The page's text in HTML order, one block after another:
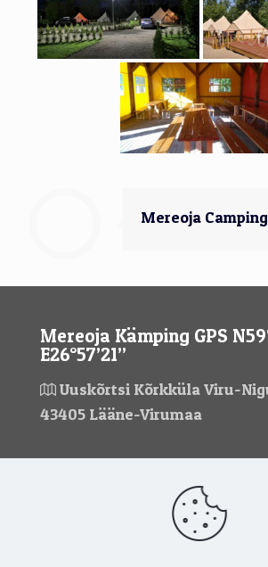
Mereoja Camping
Mereoja Kämping GPS
E26°57’21’’
Uuskõrtsi Kõrkküla Viru-
43405 Lääne-Virumaa
mereoja@mereoja.eu
+372